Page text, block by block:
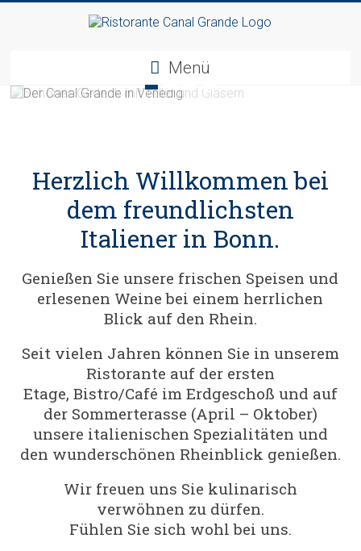
Menü
Herzlich Willkommen bei
dem freundlichsten
Italiener in Bonn.
Genießen Sie unsere frischen Speisen und
erlesenen Weine bei einem herrlichen
Blick auf den Rhein.
Seit vielen Jahren können Sie in unserem
Ristorante auf der ersten
Etage, Bistro/Café im Erdgeschoß und auf
der Sommerterasse (April – Oktober)
unsere italienischen Spezialitäten und
den wunderschönen Rheinblick genießen.
Wir freuen uns Sie kulinarisch
verwöhnen zu dürfen.
Fühlen Sie sich wohl bei uns.